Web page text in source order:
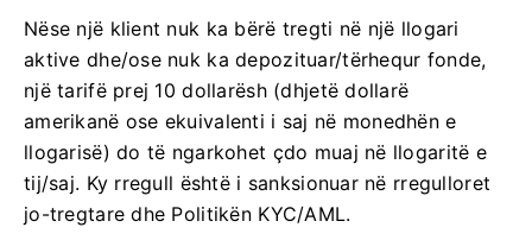
Nëse një klient nuk ka bërë tregti në një llogari
aktive dhe/ose nuk ka depozituar/tërhequr fonde,
një tarifë prej 10 dollarësh (dhjetë dollarë
amerikanë ose ekuivalenti i saj në monedhën e
llogarisë) do të ngarkohet çdo muaj në llogaritë e
tij/saj. Ky rregull është i sanksionuar në rregulloret
jo-tregtare dhe Politikën KYC/AML.